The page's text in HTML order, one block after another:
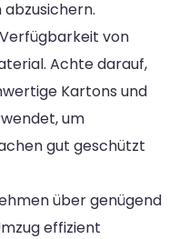
von
Achte darauf,
Kartons und
um
gut geschützt
über genügend
effizient